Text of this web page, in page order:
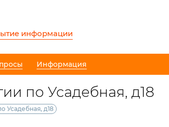
информации
Информация
по Усадебная, д18
Усадебная, д18